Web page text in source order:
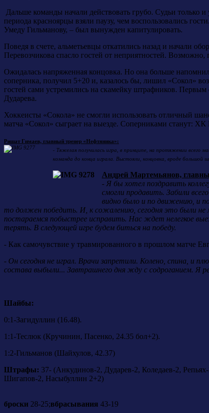
Дальше команды начали действовать грубо. Судьи только
периода красноярцы взяли паузу, чем воспользовались
Умеду Гильманову, – был вынужден капитулировать.
Поведя в счете, альметьевцы откатились назад и начали
Перевозчикова спасло гостей от неприятностей.
Ожидалась напряженная концовка. Но она больше
соперника, получил 5+20 и, казалось бы, лишил «Сокол»
гостей сами устремились на скамейку штрафников.
Дударева.
Хоккеисты «Сокола» не смогли использовать отличный
матча «Сокол» сыграет на выезде. Соперниками станут:
Ришат Гимаев, главный тренер «Нефтяника»:
- Тяжелая получилась игра, в принципе, на протяжении всего
команда до конца играла. Выстояли, концовка, вроде
Андрей Мартемьянов,
- Я бы хотел поздравить
смогли продавить. Забили
видно было и по движению, и
то должен победить. И, к сожалению, сегодня это были
постараемся побыстрее исправить. Нас ждет нелегкое
терять. В следующей игре будем биться на победу.
- Как самочувствие у травмированного в прошлом матче
- Он сегодня не играл. Врачи запретили. Колено, спина, и
состава выбыли... Завтрашнего дня жду с содроганием. Я
Шайбы:
0:1-Загидуллин (16.48).
1:1-Теслюк (Кручинин, Пасенко, 24.35 бол+2).
1:2-Гильманов (Шайхулов, 42.37)
Штрафы: 37- (Анкудинов-2, Дударев-2, Коледаев-2,
Шигапов-2, Насыбуллин 2+2)
броски 28-25;вбрасывания 43-19